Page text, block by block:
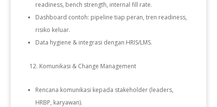
readiness, bench strength, internal fill rate.
Dashboard contoh: pipeline tiap peran, tren readiness,
risiko keluar.
Data hygiene & integrasi dengan HRIS/LMS.
Komunikasi & Change Management
Rencana komunikasi kepada stakeholder (leaders,
HRBP, karyawan).